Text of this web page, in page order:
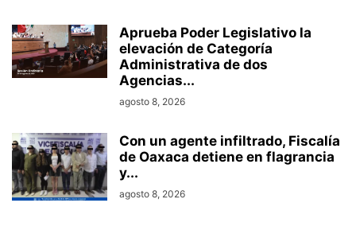
Aprueba Poder Legislativo la
elevación de Categoría
Administrativa de dos
Agencias...
agosto 8, 2026
Con un agente infiltrado, Fiscalía
de Oaxaca detiene en flagrancia
y...
agosto 8, 2026